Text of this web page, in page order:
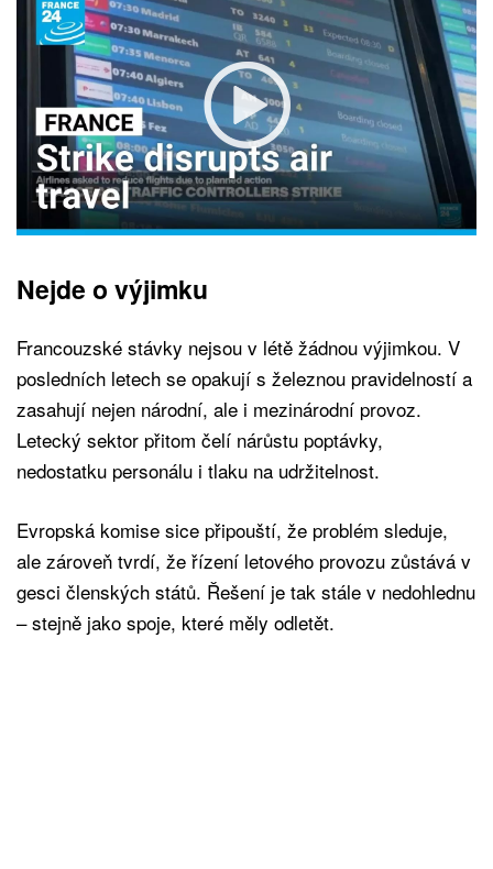
Nejde o výjimku
Francouzské stávky nejsou v létě žádnou výjimkou. V
posledních letech se opakují s železnou pravidelností a
zasahují nejen národní, ale i mezinárodní provoz.
Letecký sektor přitom čelí nárůstu poptávky,
nedostatku personálu i tlaku na udržitelnost.
Evropská komise sice připouští, že problém sleduje,
ale zároveň tvrdí, že řízení letového provozu zůstává v
gesci členských států. Řešení je tak stále v nedohlednu
– stejně jako spoje, které měly odletět.